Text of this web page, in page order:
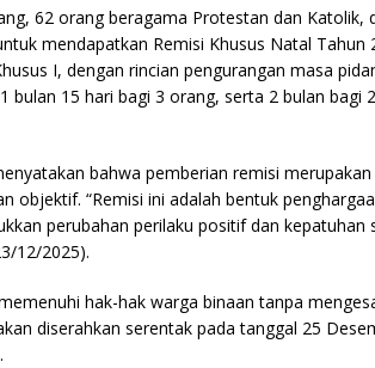
62 orang beragama Protestan dan Katolik,
mendapatkan Remisi Khusus Natal Tahun
I, dengan rincian pengurangan masa
bulan 15 hari bagi 3 orang, serta 2 bulan bagi
bahwa pemberian remisi
objektif. “Remisi ini adalah bentuk
perubahan perilaku positif dan kepatuhan
12/2025).
hak-hak warga binaan tanpa
diserahkan serentak pada tanggal 25